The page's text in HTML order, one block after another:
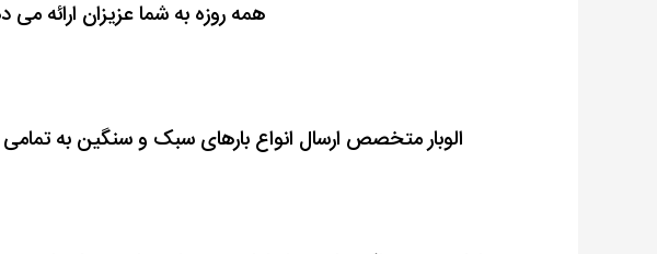
همه روزه به شما عزیزان ارائه می
الوبار متخصص ارسال انواع بارهای سبک و سنگین به